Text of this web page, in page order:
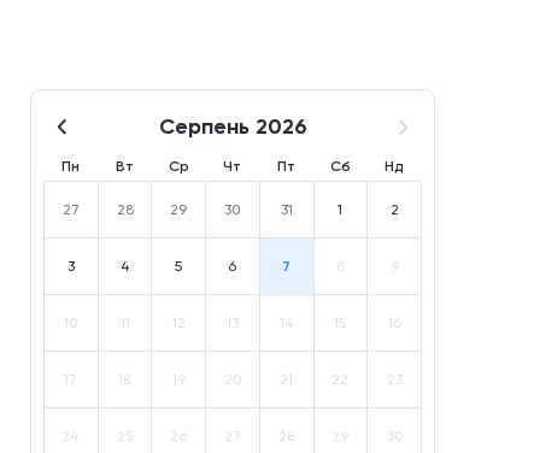
Серпень 2026
Пн Вт Ср Чт Пт Сб Нд
27 28 29 30 31 1 2
3 4 5 6 7 8 9
10 11 12 13 14 15 16
17 18 19 20 21 22 23
24 25 26 27 28 29 30